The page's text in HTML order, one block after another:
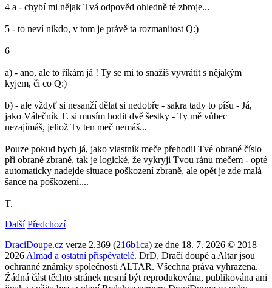
4 a - chybí mi nějak Tvá odpověd ohledně té zbroje...
5 - to neví nikdo, v tom je právě ta rozmanitost Q:)
6
a) - ano, ale to říkám já ! Ty se mi to snažíš vyvrátit s nějakým
kyjem, či co Q:)
b) - ale vždyť si nesanží dělat si nedobře - sakra tady to píšu - Já,
jako Válečník T. si musím hodit dvě šestky - Ty mě vůbec
nezajímáš, jeliož Ty ten meč nemáš...
Pouze pokud bych já, jako vlastník meče přehodil Tvé obrané číslo
při obraně zbraně, tak je logické, že vykryji Tvou ránu mečem - opté
automaticky nadejde situace poškození zbraně, ale opět je zde malá
šance na poškození....
T.
Další Předchozí
DraciDoupe.cz verze 2.369 (216b1ca) ze dne 18. 7. 2026 © 2018–
2026 Almad a ostatní přispěvatelé. DrD, Dračí doupě a Altar jsou
ochranné známky společnosti ALTAR. Všechna práva vyhrazena.
Žádná část těchto stránek nesmí být reprodukována, publikována ani